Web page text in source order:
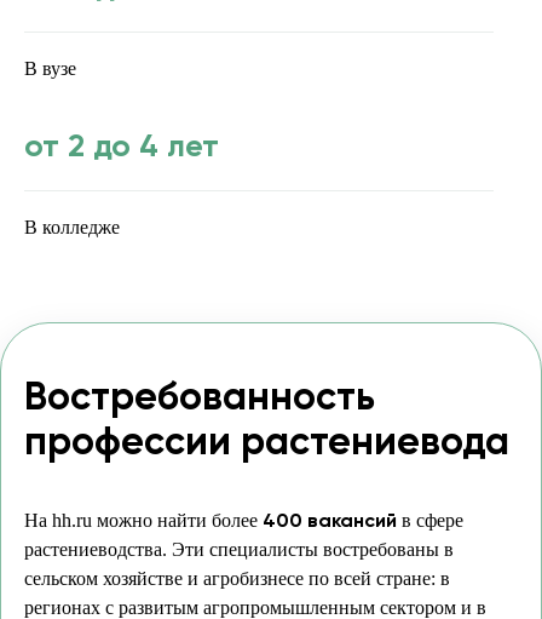
В вузе
от 2 до 4 лет
В колледже
Востребованность
профессии растениевода
На hh.ru можно найти более 400 вакансий в сфере
растениеводства. Эти специалисты востребованы в
сельском хозяйстве и агробизнесе по всей стране: в
регионах с развитым агропромышленным сектором и в